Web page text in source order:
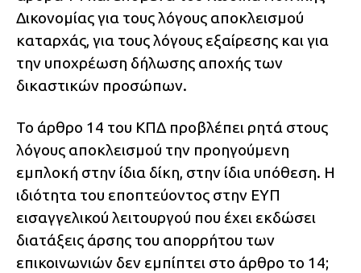
Δικονομίας για τους λόγους αποκλεισμού
καταρχάς, για τους λόγους εξαίρεσης και για
την υποχρέωση δήλωσης αποχής των
δικαστικών προσώπων.
Το άρθρο 14 του ΚΠΔ προβλέπει ρητά στους
λόγους αποκλεισμού την προηγούμενη
εμπλοκή στην ίδια δίκη, στην ίδια υπόθεση. Η
ιδιότητα του εποπτεύοντος στην ΕΥΠ
εισαγγελικού λειτουργού που έχει εκδώσει
διατάξεις άρσης του απορρήτου των
επικοινωνιών δεν εμπίπτει στο άρθρο το 14;